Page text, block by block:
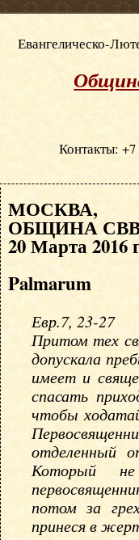
Евангелическо-
Контакты: +7
МОСКВА,
ОБЩИНА
20 Марта 2016
Palmarum
Евр.7, 23-27
Притом тех
допускала
имеет и
спасать
чтобы
отделенный
Который
потом за
принеся в